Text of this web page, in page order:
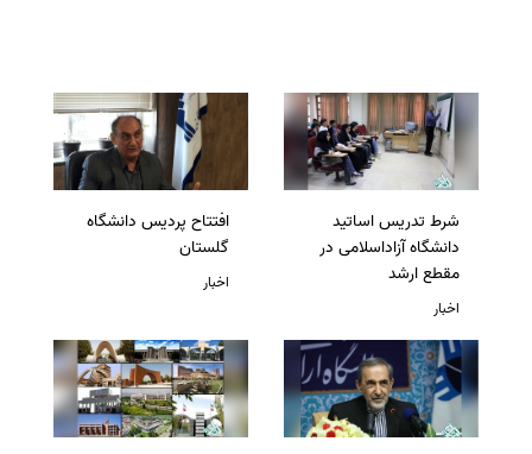
شرط تدریس اساتید
دانشگاه آزاداسلامی در
مقطع ارشد
اخبار
افتتاح پردیس دانشگاه
گلستان
اخبار